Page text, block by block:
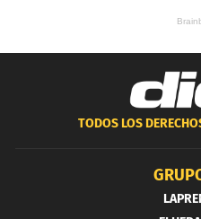
TODOS LOS